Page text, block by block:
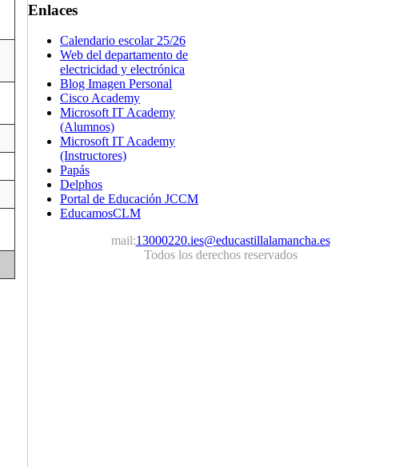
Enlaces
Calendario escolar 25/26
Web del departamento de
electricidad y electrónica
Blog Imagen Personal
Cisco Academy
Microsoft IT Academy
(Alumnos)
Microsoft IT Academy
(Instructores)
Papás
Delphos
Portal de Educación JCCM
EducamosCLM
mail:13000220.ies@educastillalamancha.es
Todos los derechos reservados